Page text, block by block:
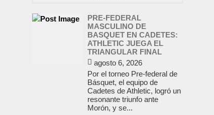
PRE-FEDERAL
MASCULINO DE
BASQUET EN CADETES:
ATHLETIC JUEGA EL
TRIANGULAR FINAL
agosto 6, 2026
Por el torneo Pre-federal de
Básquet, el equipo de
Cadetes de Athletic, logró un
resonante triunfo ante
Morón, y se...